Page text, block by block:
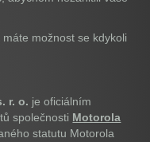
možnost se kdykoli
r. o. je oficiálním
společnosti Motorola
statutu Motorola